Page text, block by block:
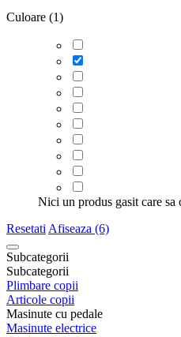
Culoare (1)
Nici un produs gasit care sa
Resetati Afiseaza (6)
Subcategorii
Subcategorii
Plimbare copii
Articole copii
Masinute cu pedale
Masinute electrice